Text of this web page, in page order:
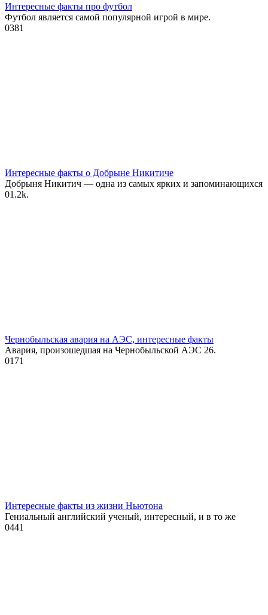
Интересные факты про футбол
Футбол является самой популярной игрой в мире.
0381
Интересные факты о Добрыне Никитиче
Добрыня Никитич — одна из самых ярких и запоминающихся
01.2k.
Чернобыльская авария на АЭС, интересные факты
Авария, произошедшая на Чернобыльской АЭС 26.
0171
Интересные факты из жизни Ньютона
Гениальный английский ученый, интересный, и в то же
0441